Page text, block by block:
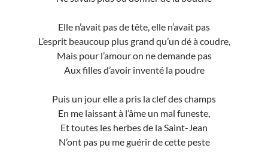
Elle n’avait pas de tête, elle n’avait pas
L’esprit beaucoup plus grand qu’un dé à coudre,
Mais pour l’amour on ne demande pas
Aux filles d’avoir inventé la poudre
Puis un jour elle a pris la clef des champs
En me laissant à l’âme un mal funeste,
Et toutes les herbes de la Saint-Jean
N’ont pas pu me guérir de cette peste